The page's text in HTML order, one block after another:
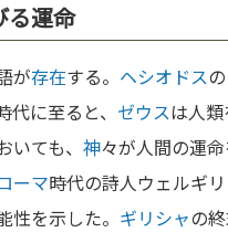
運命
が存在する。 ヘシオドス
代に至ると、 ゼウスは人
いても、 神々が人間の運
ーマ時代の詩人ウェルギ
を示した。 ギリシャの